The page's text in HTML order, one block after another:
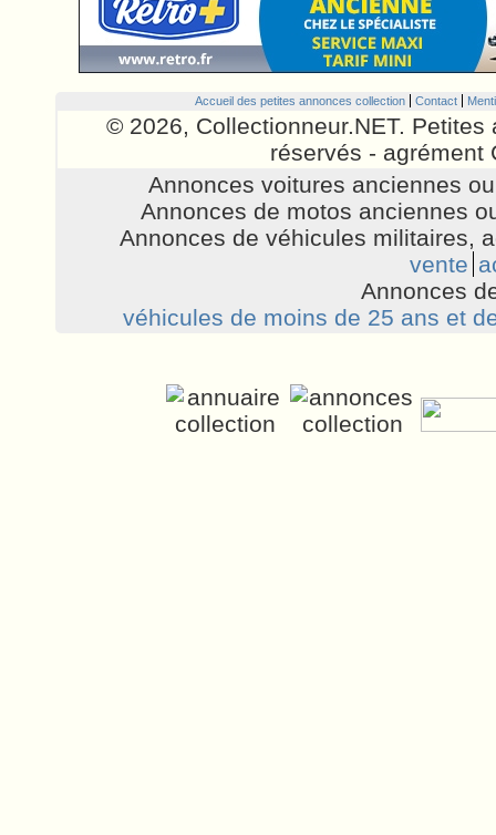
Accueil des petites annonces collection Contact
© 2026, Collectionneur.NET.
réservés - agrément
Annonces voitures anciennes
Annonces de motos anciennes
Annonces de véhicules militaires,
vente
Annonces
véhicules de moins de 25 ans et